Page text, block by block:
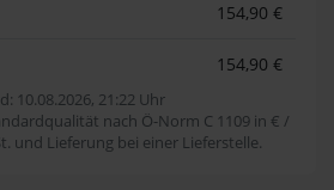
154,90 €
154,90 €
10.08.2026, 21:22 Uhr
nach Ö-Norm C 1109 in € /
und Lieferung bei einer Lieferstelle.